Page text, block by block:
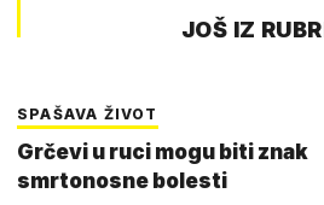
JOŠ IZ
SPAŠAVA ŽIVOT
Grčevi u ruci mogu biti znak
smrtonosne bolesti